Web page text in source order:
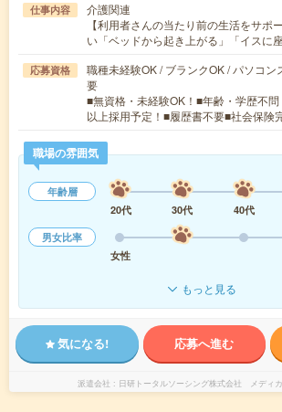
仕事内容
介護関連
【利用者さんの当たり前の生活をサポ
い「ベッドから起き上がる」「イスに
応募資格
職種未経験OK / ブランクOK / パソコン
要
■無資格・未経験OK！■年齢・学歴不
以上採用予定！■履歴書不要■社会保険
職場の雰囲気
年齢層
20代
30代 40代
男女比率
女性
もっと見る
気になる! 応募へ進む
派遣会社 日研トータルソーシング株式会社 メディ